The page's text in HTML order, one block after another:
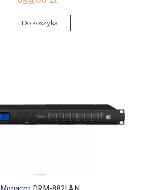
Do koszyka